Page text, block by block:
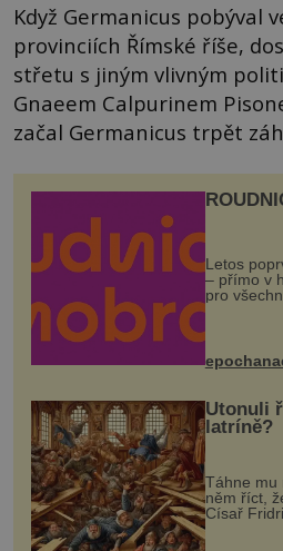
Když Germanicus pobýval
provinciích Římské říše,
střetu s jiným vlivným
Gnaeem Calpurinem
začal Germanicus trpět
Letos
– přímo v
pro
program
mohou
Utonuli
latríně?
Táhne mu
něm říct,
Císař
posílá
VI. do